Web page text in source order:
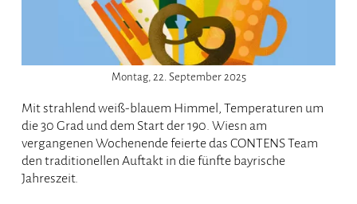
Montag, 22. September 2025
Mit strahlend weiß-blauem Himmel, Temperaturen um
die 30 Grad und dem Start der 190. Wiesn am
vergangenen Wochenende feierte das CONTENS Team
den traditionellen Auftakt in die fünfte bayrische
Jahreszeit.